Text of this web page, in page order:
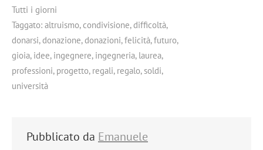
Tutti i giorni
Taggato: altruismo,condivisione,difficoltà,
donarsi,donazione,donazioni,felicità,futuro,
gioia, idee, ingegnere, ingegneria, laurea,
professioni, progetto, regali, regalo,soldi,
università
Pubblicato da Emanuele